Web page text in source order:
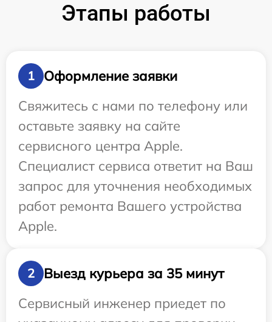
Этапы работы
1
Оформление заявки
Свяжитесь с нами по телефону или
оставьте заявку на сайте
сервисного центра Apple.
Специалист сервиса ответит на Ваш
запрос для уточнения необходимых
работ ремонта Вашего устройства
Apple.
2
Выезд курьера за 35 минут
Сервисный инженер приедет по